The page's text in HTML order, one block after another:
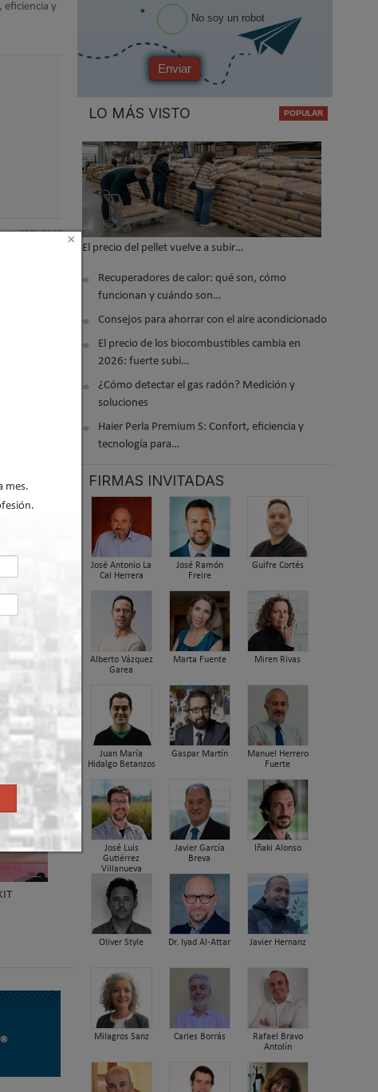
eficiencia y
2026 09:59
volver arriba
de
* No soy un robot
Enviar
LO MÁS VISTO
El precio del pellet vuelve a subir…
Recuperadores de calor: qué son, cómo
funcionan y cuándo son…
Consejos para ahorrar con el aire acondicionado
El precio de los biocombustibles cambia en
2026: fuerte subi…
¿Cómo detectar el gas radón? Medición y
soluciones
Haier Perla Premium S: Confort, eficiencia y
tecnología para…
FIRMAS INVITADAS
José Antonio La
Cal Herrera
José Ramón
Freire
Guifre Cortés
Alberto Vázquez
Garea
Marta Fuente Miren Rivas
Juan María
Hidalgo Betanzos
Gaspar Martín
Manuel Herrero
Fuerte
José Luis
Gutiérrez
Villanueva
Javier García
Breva
Iñaki Alonso
Oliver Style Dr. Iyad Al-Attar Javier Hernanz
Milagros Sanz Carles Borrás
Rafael Bravo
Antolín
×
mes.